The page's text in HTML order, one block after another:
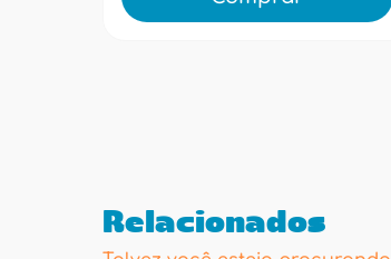
Relacionados